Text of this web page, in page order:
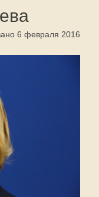
6 февраля 2016